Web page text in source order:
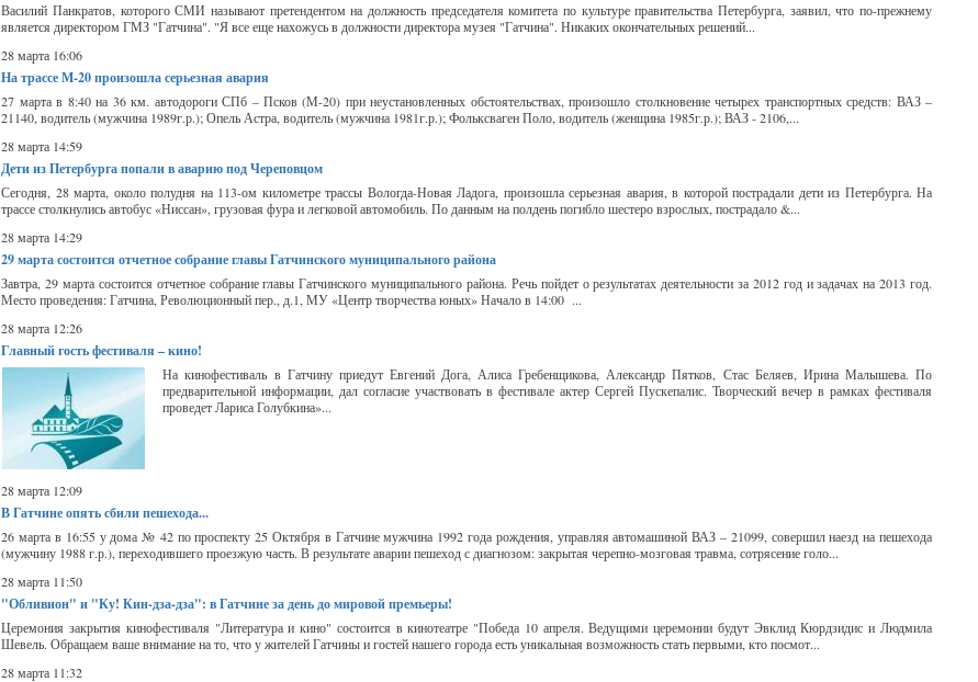
Василий Панкратов, которого СМИ называют претендентом на должность председателя комитета по культуре правительства Петербурга, заявил, что по-прежнему
является директором ГМЗ "Гатчина". "Я все еще нахожусь в должности директора музея "Гатчина". Никаких окончательных решений...
28 марта 16:06
На трассе М-20 произошла серьезная авария
27 марта в 8:40 на 36 км. автодороги СПб – Псков (М-20) при неустановленных обстоятельствах, произошло столкновение четырех транспортных средств: ВАЗ –
21140, водитель (мужчина 1989г.р.); Опель Астра, водитель (мужчина 1981г.р.); Фольксваген Поло, водитель (женщина 1985г.р.); ВАЗ - 2106,...
28 марта 14:59
Дети из Петербурга попали в аварию под Череповцом
Сегодня, 28 марта, около полудня на 113-ом километре трассы Вологда-Новая Ладога, произошла серьезная авария, в которой пострадали дети из Петербурга. На
трассе столкнулись автобус «Ниссан», грузовая фура и легковой автомобиль. По данным на полдень погибло шестеро взрослых, пострадало &...
28 марта 14:29
29 марта состоится отчетное собрание главы Гатчинского муниципального района
Завтра, 29 марта состоится отчетное собрание главы Гатчинского муниципального района. Речь пойдет о результатах деятельности за 2012 год и задачах на 2013 год.
Место проведения: Гатчина, Революционный пер., д.1, МУ «Центр творчества юных» Начало в 14:00 ...
28 марта 12:26
Главный гость фестиваля – кино!
На кинофестиваль в Гатчину приедут Евгений Дога, Алиса Гребенщикова, Александр Пятков, Стас Беляев, Ирина Малышева. По
предварительной информации, дал согласие участвовать в фестивале актер Сергей Пускепалис. Творческий вечер в рамках фестиваля
проведет Лариса Голубкина»...
28 марта 12:09
В Гатчине опять сбили пешехода...
26 марта в 16:55 у дома № 42 по проспекту 25 Октября в Гатчине мужчина 1992 года рождения, управляя автомашиной ВАЗ – 21099, совершил наезд на пешехода
(мужчину 1988 г.р.), переходившего проезжую часть. В результате аварии пешеход с диагнозом: закрытая черепно-мозговая травма, сотрясение голо...
28 марта 11:50
"Обливион" и "Ку! Кин-дза-дза": в Гатчине за день до мировой премьеры!
Церемония закрытия кинофестиваля "Литература и кино" состоится в кинотеатре "Победа 10 апреля. Ведущими церемонии будут Эвклид Кюрдзидис и Людмила
Шевель. Обращаем ваше внимание на то, что у жителей Гатчины и гостей нашего города есть уникальная возможность стать первыми, кто посмот...
28 марта 11:32